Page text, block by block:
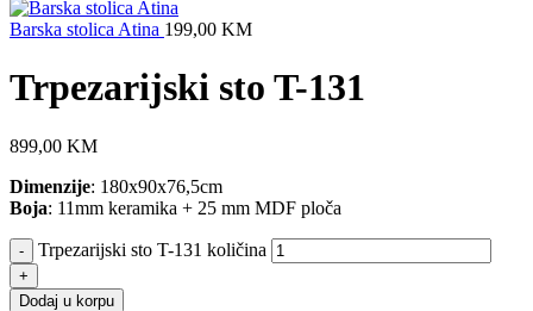
Barska stolica Atina 199,00 KM
Trpezarijski sto T-131
899,00 KM
Dimenzije: 180x90x76,5cm
Boja: 11mm keramika + 25 mm MDF ploča
Trpezarijski sto T-131 količina
Dodaj u korpu